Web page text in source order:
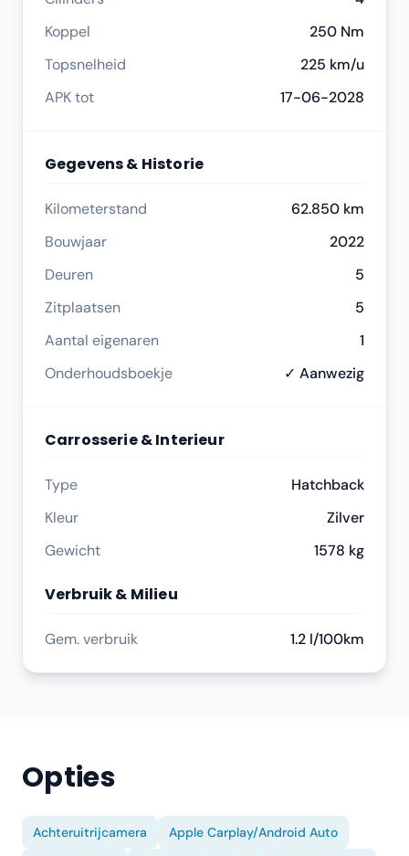
Koppel
250 Nm
Topsnelheid
225 km/u
APK tot
17-06-2028
Gegevens & Historie
Kilometerstand
62.850 km
Bouwjaar
2022
Deuren
5
Zitplaatsen
5
Aantal eigenaren
1
Onderhoudsboekje
✓ Aanwezig
Carrosserie & Interieur
Type
Hatchback
Kleur
Zilver
Gewicht
1578 kg
Verbruik & Milieu
Gem. verbruik 1.2 l/100km
Opties
Achteruitrijcamera
Apple Carplay/Android Auto